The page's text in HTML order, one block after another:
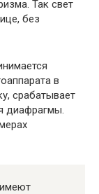
Так свет
без
в
срабатывает
диафрагмы.